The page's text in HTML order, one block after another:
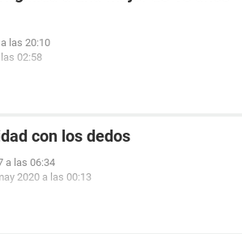
las 20:10
02:58
con los dedos
a las 06:34
2020 a las 00:13